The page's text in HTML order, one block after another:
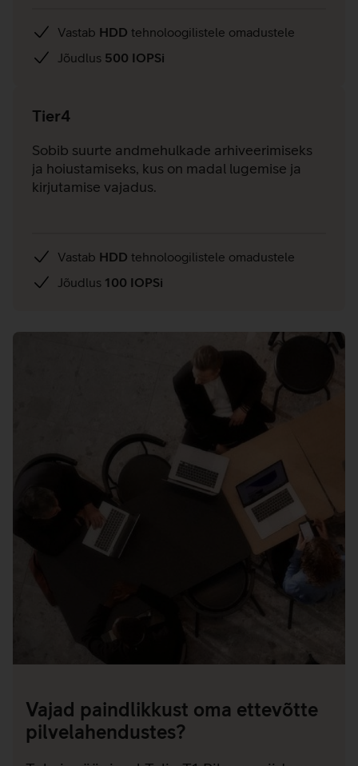
Vastab HDD tehnoloogilistele omadustele
Jõudlus 500 IOPSi
Tier4
Sobib suurte andmehulkade arhiveerimiseks
ja hoiustamiseks, kus on madal lugemise ja
kirjutamise vajadus.
Vastab HDD tehnoloogilistele omadustele
Jõudlus 100 IOPSi
Vajad paindlikkust oma ettevõtte
pilvelahendustes?